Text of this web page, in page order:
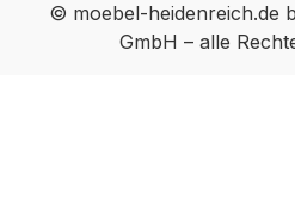
© moebel-heidenreich.de
GmbH – alle